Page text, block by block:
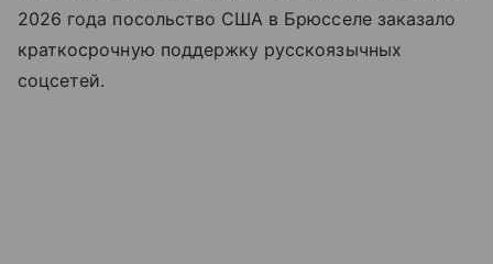
2026 года посольство США в Брюсселе заказало
краткосрочную поддержку русскоязычных
соцсетей.